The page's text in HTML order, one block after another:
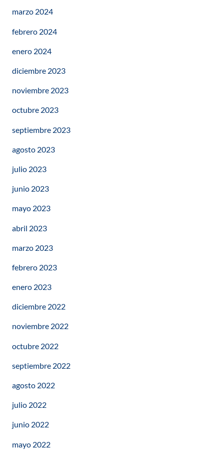
marzo 2024
febrero 2024
enero 2024
diciembre 2023
noviembre 2023
octubre 2023
septiembre 2023
agosto 2023
julio 2023
junio 2023
mayo 2023
abril 2023
marzo 2023
febrero 2023
enero 2023
diciembre 2022
noviembre 2022
octubre 2022
septiembre 2022
agosto 2022
julio 2022
junio 2022
mayo 2022